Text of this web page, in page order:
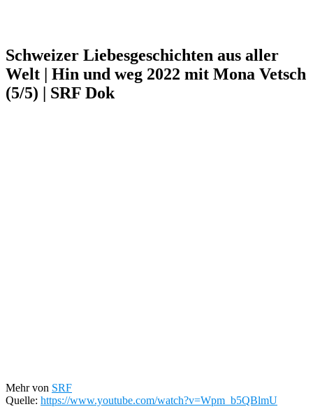
Schweizer Liebesgeschichten aus aller
Welt | Hin und weg 2022 mit Mona Vetsch
(5/5) | SRF Dok
Mehr von SRF
Quelle: https://www.youtube.com/watch?v=Wpm_b5QBlmU